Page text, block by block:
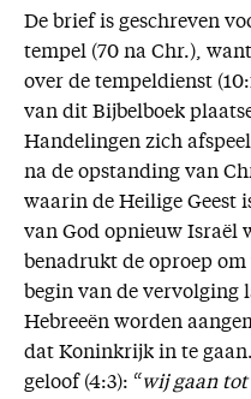
De brief is geschreven
tempel (70 na Chr.),
over de tempeldienst
van dit Bijbelboek
Handelingen zich
na de opstanding van
waarin de Heilige Geest
van God opnieuw Israël
benadrukt de oproep
begin van de vervolging
Hebreeën worden
dat Koninkrijk in te
geloof (4:3): “wij gaan